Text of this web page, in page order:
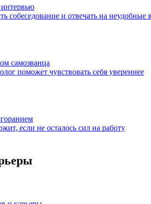
интервью
собеседование и отвечать на неудобные
самозванца
поможет чувствовать себя увереннее
если не осталось сил на работу